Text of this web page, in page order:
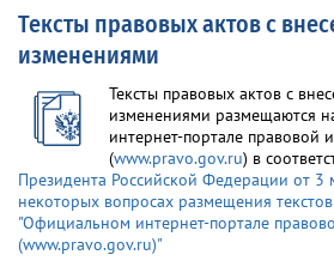
Тексты правовых актов с
изменениями
Тексты правовых актов с
изменениями размещаются
интернет-портале правовой
(www.pravo.gov.ru) в
Президента Российской Федерации от
некоторых вопросах размещения
"Официальном интернет-портале
(www.pravo.gov.ru)"